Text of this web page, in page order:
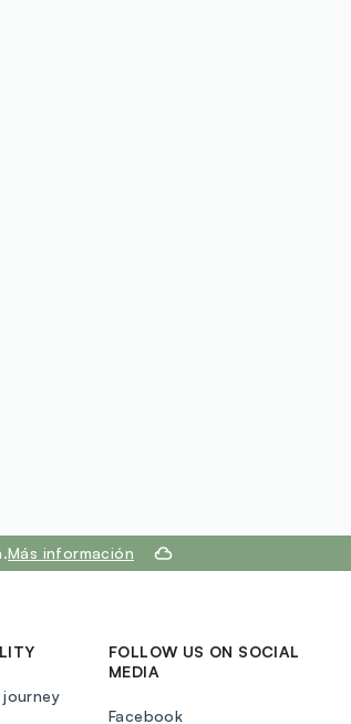
Más información
FOLLOW US ON SOCIAL
MEDIA
Facebook